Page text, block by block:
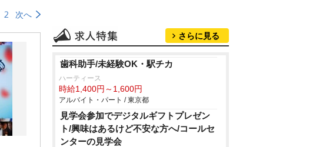
2 次へ
さらに見る
歯科助手/未経験OK・駅チカ
ハーティース
時給1,400円～1,600円
アルバイト・パート / 東京都
見学会参加でデジタルギフトプレゼン
ト/興味はあるけど不安な方へ/コールセ
ンターの見学会